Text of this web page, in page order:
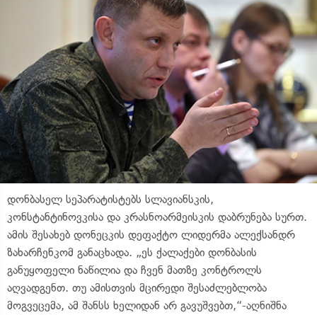
დონბასელ სეპარატისტებს სლავიანსკის,
კონსტანტინოვკისა და კრასნოარმეისკის დაბრუნება სურთ.
ამის შესახებ დონეცკის დეფაქტო ლიდერმა ალექსანდრ
ზახარჩენკომ განაცხადა. „ეს ქალაქები დონბასის
განუყოფელი ნაწილია და ჩვენ მათზე კონტროლს
აღვადგენთ. თუ ამისთვის მცირედი შესაძლებლობა
მოგვეცემა, ამ შანსს ხელიდან არ გავუშვებთ,“-აღნიშნა